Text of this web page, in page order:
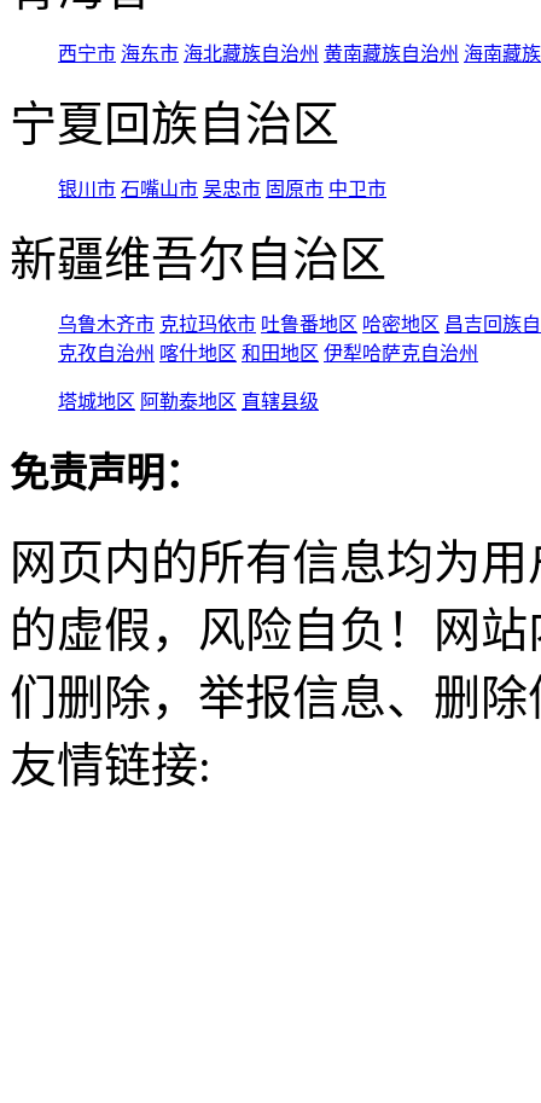
西宁市 海东市 海北藏族自治州 黄南藏族自治州 海南藏
宁夏回族自治区
银川市 石嘴山市 吴忠市 固原市 中卫市
新疆维吾尔自治区
乌鲁木齐市 克拉玛依市 吐鲁番地区 哈密地区 昌吉回族
克孜自治州 喀什地区 和田地区 伊犁哈萨克自治州
塔城地区 阿勒泰地区 直辖县级
免责声明：
网页内的所有信息均为
的虚假，风险自负！网
们删除，举报信息、删
友情链接: